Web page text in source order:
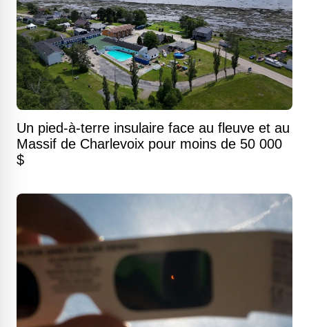
Un pied-à-terre insulaire face au fleuve et au
Massif de Charlevoix pour moins de 50 000
$